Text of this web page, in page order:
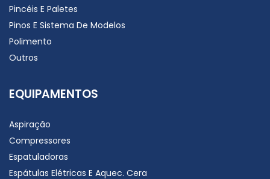
Pincéis E Paletes
Pinos E Sistema De Modelos
Polimento
Outros
EQUIPAMENTOS
Aspiração
Compressores
Espatuladoras
Espátulas Elétricas E Aquec. Cera